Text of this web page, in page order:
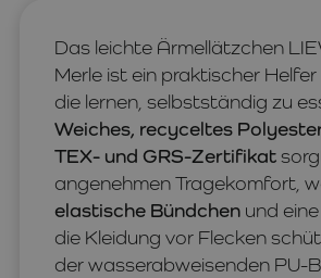
Das leichte Ärmellätzchen
Merle ist ein praktischer Helfer
die lernen, selbstständig zu
Weiches, recyceltes
TEX- und GRS-Zertifikat
angenehmen Tragekomfort,
elastische Bündchen und
die Kleidung vor Flecken
der wasserabweisenden PU-